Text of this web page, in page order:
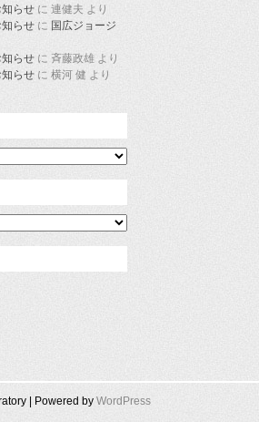
らせ に連健夫 より
らせ に 国広ジョージ
らせ に 斉藤政雄 より
らせ に横河 健 より
Copyright 2026 furuya laboratory | Powered byWordPress